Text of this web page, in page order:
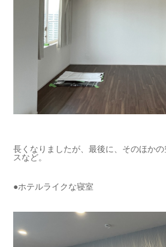
長くなりましたが、最後に、そのほか
スなど。
●ホテルライクな寝室